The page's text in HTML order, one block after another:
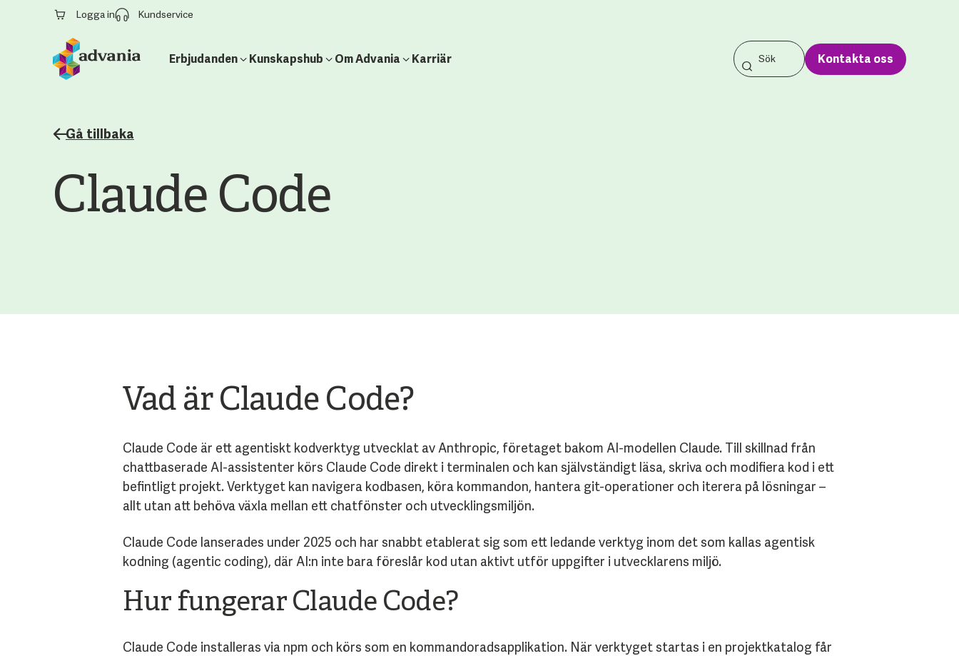
Logga in Kundservice
Erbjudanden Kunskapshub Om Advania Karriär Kontakta oss
Gå tillbaka
Claude Code
Vad är Claude Code?
Claude Code är ett agentiskt kodverktyg utvecklat av Anthropic, företaget bakom AI-modellen Claude. Till skillnad från
chattbaserade AI-assistenter körs Claude Code direkt i terminalen och kan självständigt läsa, skriva och modifiera kod i ett
befintligt projekt. Verktyget kan navigera kodbasen, köra kommandon, hantera git-operationer och iterera på lösningar –
allt utan att behöva växla mellan ett chatfönster och utvecklingsmiljön.
Claude Code lanserades under 2025 och har snabbt etablerat sig som ett ledande verktyg inom det som kallas agentisk
kodning (agentic coding), där AI:n inte bara föreslår kod utan aktivt utför uppgifter i utvecklarens miljö.
Hur fungerar Claude Code?
Claude Code installeras via npm och körs som en kommandoradsapplikation. När verktyget startas i en projektkatalog får